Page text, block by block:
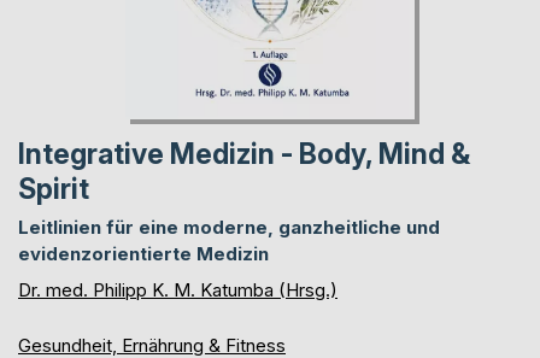
Integrative Medizin - Body, Mind &
Spirit
Leitlinien für eine moderne, ganzheitliche und
evidenzorientierte Medizin
Dr. med. Philipp K. M. Katumba (Hrsg.)
Gesundheit, Ernährung & Fitness